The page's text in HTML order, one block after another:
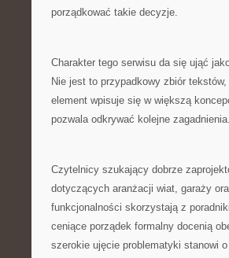
porządkować takie decyzje.
Charakter tego serwisu da się ująć
Nie jest to przypadkowy zbiór
element wpisuje się w większą
pozwala odkrywać kolejne zagadnienia.
Czytelnicy szukający dobrze
dotyczących aranżacji wiat, garaży
funkcjonalności skorzystają z
ceniące porządek formalny docenią
szerokie ujęcie problematyki stanowi